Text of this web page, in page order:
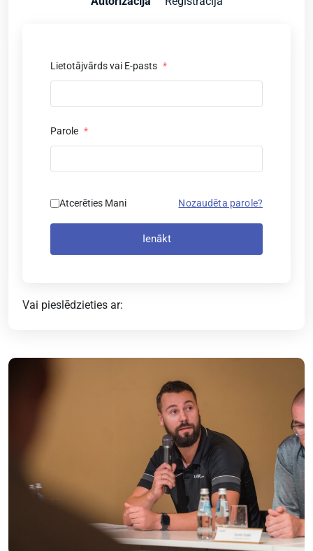
Lietotājvārds vai E-pasts *
Parole *
Atcerēties Mani Nozaudēta parole?
Ienākt
Vai pieslēdzieties ar: